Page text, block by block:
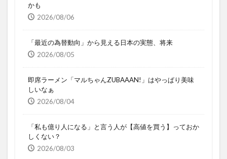
かも
2026/08/06
「最近の為替動向」から見える日本の実態、将来
2026/08/05
即席ラーメン「マルちゃんZUBAAAN!」はやっぱり美味
しいなぁ
2026/08/04
「私も億り人になる」と言う人が【高値を買う】っておか
しくない？
2026/08/03